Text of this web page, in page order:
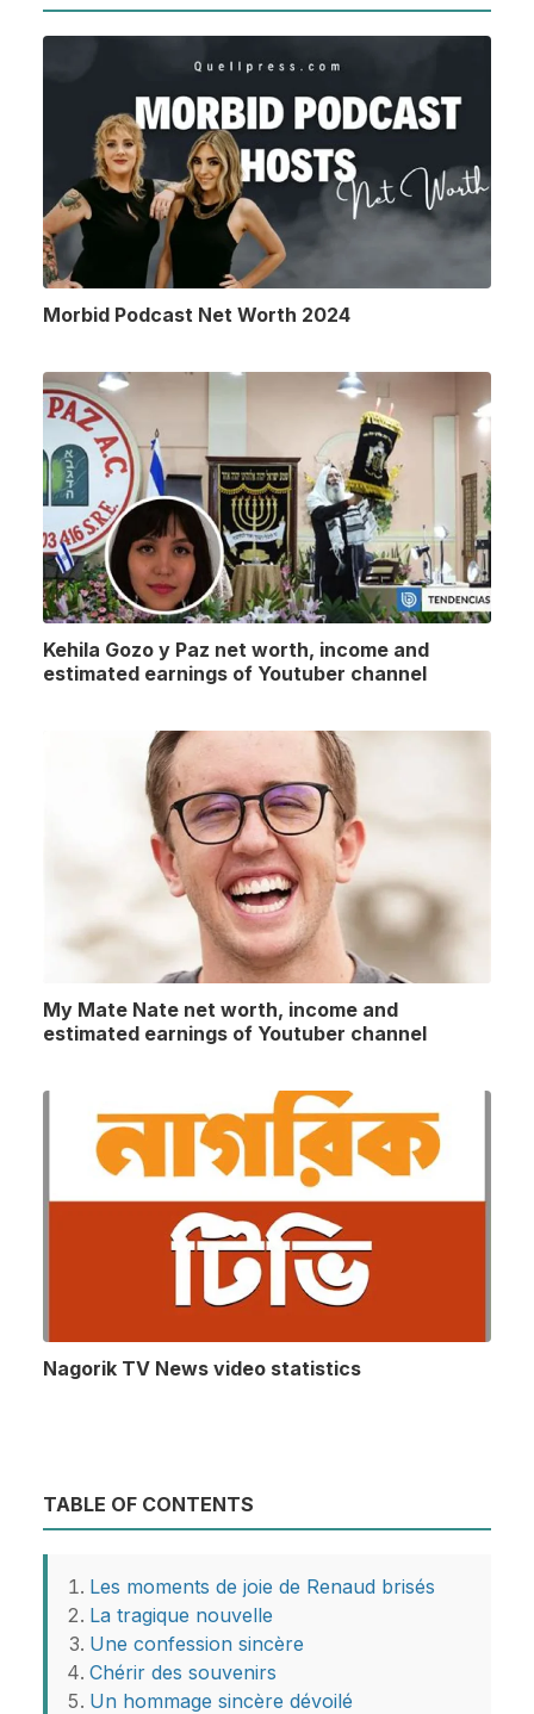
Morbid Podcast Net Worth 2024
Kehila Gozo y Paz net worth, income and
estimated earnings of Youtuber channel
My Mate Nate net worth, income and
estimated earnings of Youtuber channel
Nagorik TV News video statistics
TABLE OF CONTENTS
Les moments de joie de Renaud brisés
La tragique nouvelle
Une confession sincère
Chérir des souvenirs
Un hommage sincère dévoilé